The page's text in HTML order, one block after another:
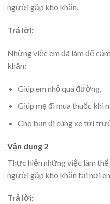
người gặp khó khăn.
Trả lời:
Những việc em đã làm để
khăn:
Giúp em nhỏ qua đường.
Giúp mẹ đi mua thuốc khi
Cho bạn đi cùng xe tới
Vận dụng 2
Thực hiện những việc làm
người gặp khó khăn tại nơi
Trả lời: